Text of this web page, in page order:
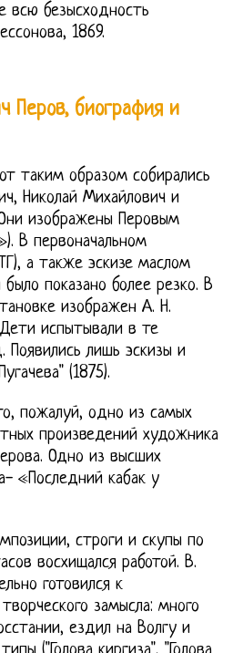
всю безысходность
1869.
Перов, биография и
таким образом собирались
Николай Михайлович и
изображены Перовым
В первоначальном
а также эскизе маслом
показано более резко. В
изображен А. Н.
Дети испытывали в те
лишь эскизы и
(1875).
пожалуй, одно из самых
произведений художника
Одно из высших
«Последний кабак у
строги и скупы по
восхищался работой. В.
готовился к
замысла: много
ездил на Волгу и